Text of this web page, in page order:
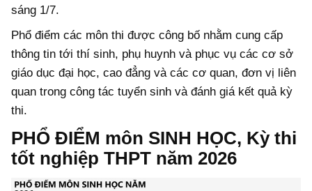
Khác
Video
Photo
sáng 1/7.
Phổ điểm các môn thi được công bố nhằm cung cấp
thông tin tới thí sinh, phụ huynh và phục vụ các cơ sở
giáo dục đại học, cao đẳng và các cơ quan, đơn vị liên
quan trong công tác tuyển sinh và đánh giá kết quả kỳ
thi.
PHỔ ĐIỂM môn SINH HỌC, Kỳ thi
tốt nghiệp THPT năm 2026